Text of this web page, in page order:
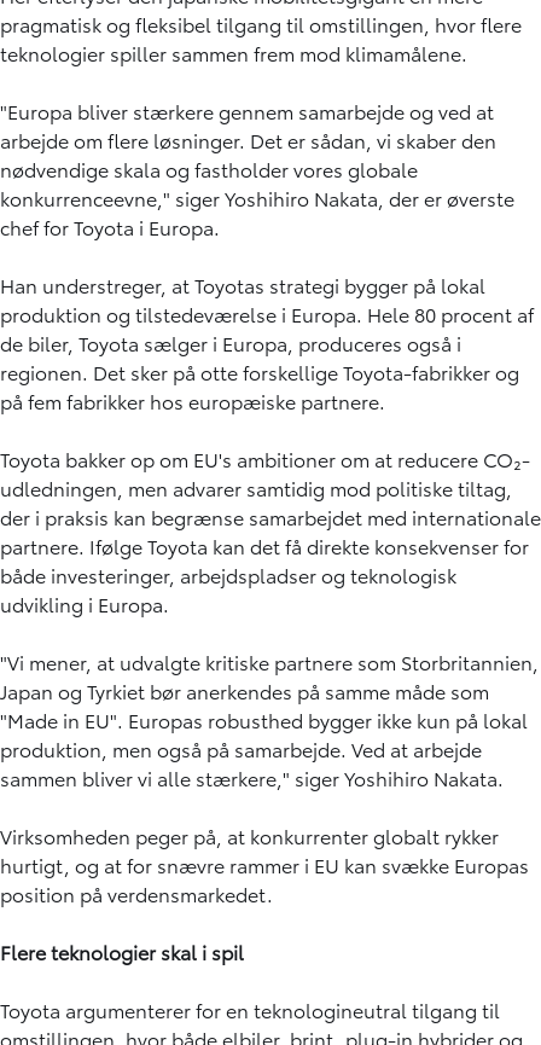
pragmatisk og fleksibel tilgang til omstillingen, hvor flere
teknologier spiller sammen frem mod klimamålene.
"Europa bliver stærkere gennem samarbejde og ved at
arbejde om flere løsninger. Det er sådan, vi skaber den
nødvendige skala og fastholder vores globale
konkurrenceevne," siger Yoshihiro Nakata, der er øverste
chef for Toyota i Europa.
Han understreger, at Toyotas strategi bygger på lokal
produktion og tilstedeværelse i Europa. Hele 80 procent af
de biler, Toyota sælger i Europa, produceres også i
regionen. Det sker på otte forskellige Toyota-fabrikker og
på fem fabrikker hos europæiske partnere.
Toyota bakker op om EU's ambitioner om at reducere CO₂-
udledningen, men advarer samtidig mod politiske tiltag,
der i praksis kan begrænse samarbejdet med internationale
partnere. Ifølge Toyota kan det få direkte konsekvenser for
både investeringer, arbejdspladser og teknologisk
udvikling i Europa.
"Vi mener, at udvalgte kritiske partnere som Storbritannien,
Japan og Tyrkiet bør anerkendes på samme måde som
"Made in EU". Europas robusthed bygger ikke kun på lokal
produktion, men også på samarbejde. Ved at arbejde
sammen bliver vi alle stærkere," siger Yoshihiro Nakata.
Virksomheden peger på, at konkurrenter globalt rykker
hurtigt, og at for snævre rammer i EU kan svække Europas
position på verdensmarkedet.
Flere teknologier skal i spil
Toyota argumenterer for en teknologineutral tilgang til
omstillingen, hvor både elbiler, brint, plug-in hybrider og